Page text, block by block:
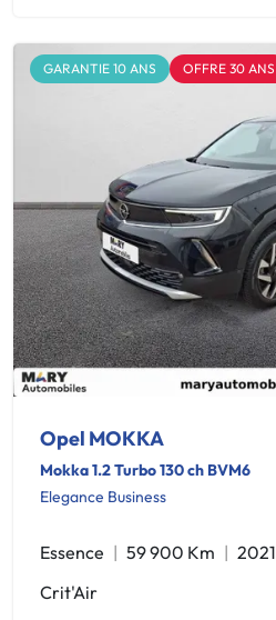
GARANTIE 10 ANS OFFRE 30 ANS
Opel MOKKA
Mokka 1.2 Turbo 130 ch BVM6
Elegance Business
Essence 59 900 Km
2021
Crit'Air